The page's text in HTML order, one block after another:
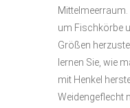
Mittelmeerraum.
um Fischkörbe
Größen
lernen Sie, wie
mit Henkel
Weidengeflecht